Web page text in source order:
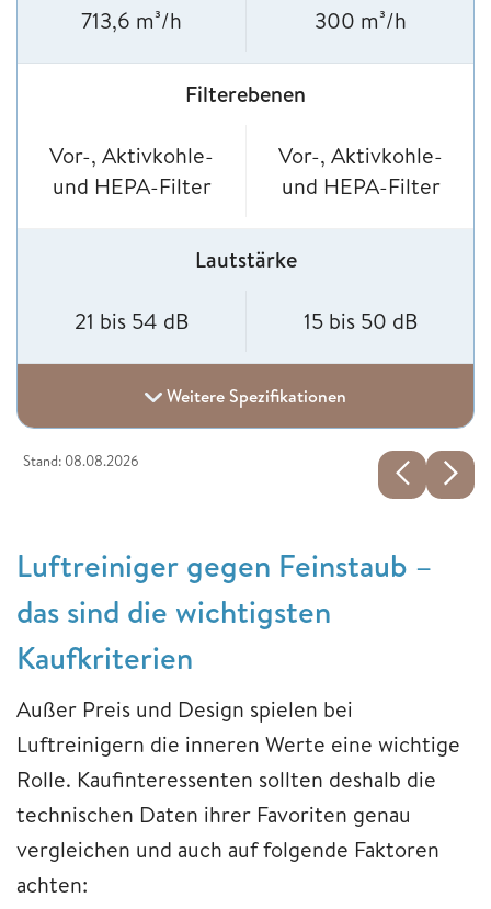
713,6 m³/h 300 m³/h
Filterebenen
Vor-, Aktivkohle-
und HEPA-Filter
Vor-, Aktivkohle-
und HEPA-Filter
Lautstärke
21 bis 54 dB 15 bis 50 dB
Weitere Spezifikationen
Stand: 08.08.2026
Luftreiniger gegen Feinstaub –
das sind die wichtigsten
Kaufkriterien
Außer Preis und Design spielen bei
Luftreinigern die inneren Werte eine wichtige
Rolle. Kaufinteressenten sollten deshalb die
technischen Daten ihrer Favoriten genau
vergleichen und auch auf folgende Faktoren
achten: